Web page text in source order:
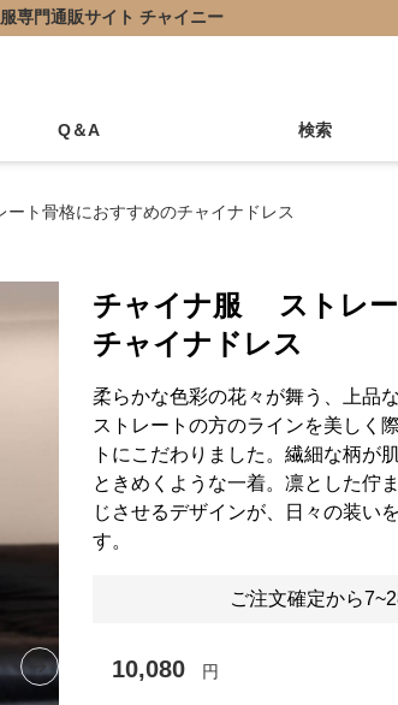
専門通販サイト チャイニー
Q＆A 検索
ト骨格におすすめのチャイナドレス
Next slide
チャイナ服 ストレー
チャイナドレス
柔らかな色彩の花々が舞う、上品
ストレートの方のラインを美しく
トにこだわりました。繊細な柄が
ときめくような一着。凛とした佇
じさせるデザインが、日々の装い
す。
ご注文確定から
10,080 円